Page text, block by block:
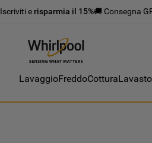
Iscriviti e risparmia il 15%🚚 Consegna
LavaggioFreddoCottura